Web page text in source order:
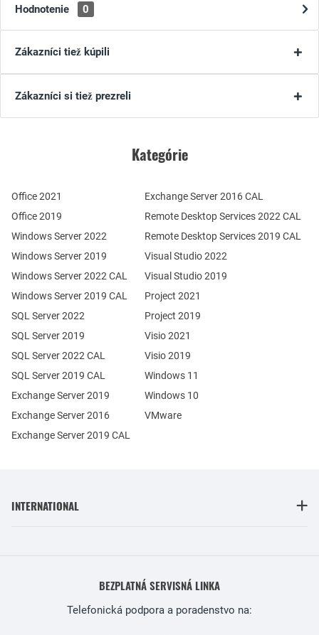
Hodnotenie 0
Zákazníci tiež kúpili
Zákazníci si tiež prezreli
Kategórie
Office 2021
Office 2019
Windows Server 2022
Windows Server 2019
Exchange Server 2019
Exchange Server 2016
SQL Server 2022
SQL Server 2019
Windows Server 2022 CAL
Windows Server 2019 CAL
SQL Server 2022 CAL
SQL Server 2019 CAL
Remote Desktop Services 2022 CAL
Remote Desktop Services 2019 CAL
Exchange Server 2019 CAL
Exchange Server 2016 CAL
Visual Studio 2022
Visual Studio 2019
Project 2021
Project 2019
Visio 2021
Visio 2019
Windows 11
Windows 10
VMware
INTERNATIONAL
BEZPLATNÁ SERVISNÁ LINKA
Telefonická podpora a poradenstvo na: